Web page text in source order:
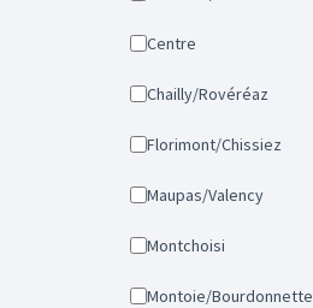
Centre
Chailly/Rovéréaz
Florimont/Chissiez
Maupas/Valency
Montchoisi
Montoie/Bourdonnette